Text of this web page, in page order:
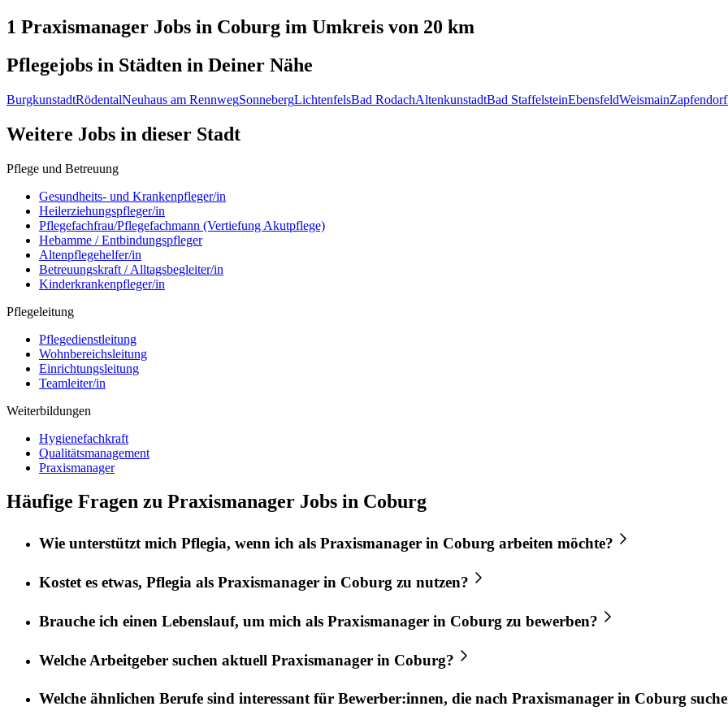
1 Praxismanager Jobs in Coburg im Umkreis von 20 km
Pflegejobs in Städten in Deiner Nähe
BurgkunstadtRödentalNeuhaus am RennwegSonnebergLichtenfelsBad RodachAltenkunstadtBad StaffelsteinEbensfeldWeismainZapfendorf
Weitere Jobs in dieser Stadt
Pflege und Betreuung
Gesundheits- und Krankenpfleger/in
Heilerziehungspfleger/in
Pflegefachfrau/Pflegefachmann (Vertiefung Akutpflege)
Hebamme / Entbindungspfleger
Altenpflegehelfer/in
Betreuungskraft / Alltagsbegleiter/in
Kinderkrankenpfleger/in
Pflegeleitung
Pflegedienstleitung
Wohnbereichsleitung
Einrichtungsleitung
Teamleiter/in
Weiterbildungen
Hygienefachkraft
Qualitätsmanagement
Praxismanager
Häufige Fragen zu Praxismanager Jobs in Coburg
Wie unterstützt mich Pflegia, wenn ich als Praxismanager in Coburg arbeiten möchte?
Kostet es etwas, Pflegia als Praxismanager in Coburg zu nutzen?
Brauche ich einen Lebenslauf, um mich als Praxismanager in Coburg zu bewerben?
Welche Arbeitgeber suchen aktuell Praxismanager in Coburg?
Welche ähnlichen Berufe sind interessant für Bewerber:innen, die nach Praxismanager in Coburg